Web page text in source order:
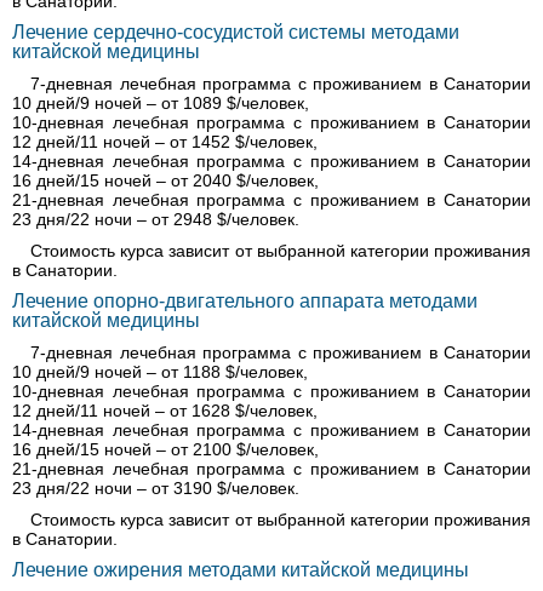
Лечение сердечно-сосудистой системы методами
китайской медицины
7-дневная лечебная программа с проживанием в Санатории
10 дней/9 ночей – от 1089 $/человек,
10-дневная лечебная программа с проживанием в Санатории
12 дней/11 ночей – от 1452 $/человек,
14-дневная лечебная программа с проживанием в Санатории
16 дней/15 ночей – от 2040 $/человек,
21-дневная лечебная программа с проживанием в Санатории
23 дня/22 ночи – от 2948 $/человек.
Стоимость курса зависит от выбранной категории проживания
в Санатории.
Лечение опорно-двигательного аппарата методами
китайской медицины
7-дневная лечебная программа с проживанием в Санатории
10 дней/9 ночей – от 1188 $/человек,
10-дневная лечебная программа с проживанием в Санатории
12 дней/11 ночей – от 1628 $/человек,
14-дневная лечебная программа с проживанием в Санатории
16 дней/15 ночей – от 2100 $/человек,
21-дневная лечебная программа с проживанием в Санатории
23 дня/22 ночи – от 3190 $/человек.
Стоимость курса зависит от выбранной категории проживания
в Санатории.
Лечение ожирения методами китайской медицины